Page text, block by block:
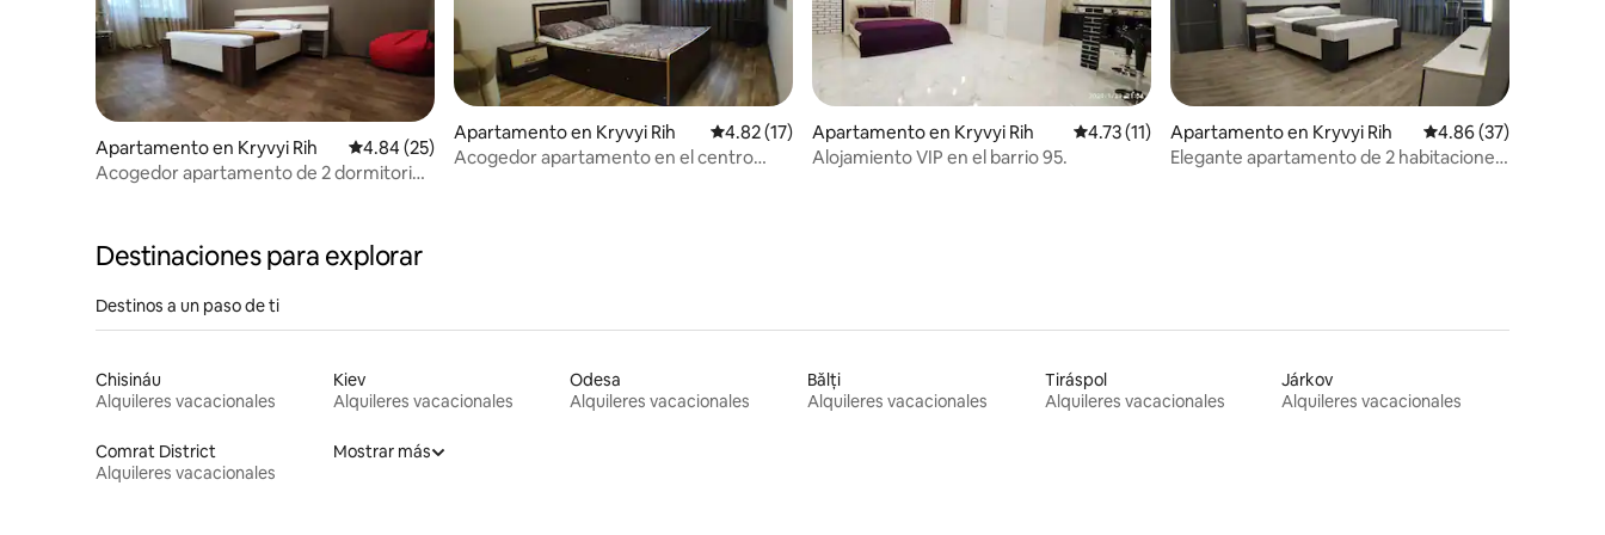
Apartamento en Kryvyi Rih Calificación promedio: 4.84 de 5, 25 reseñas
4.84 (25)
Acogedor apartamento de 2 dormitorios
Apartamento en Kryvyi Rih Calificación promedio: 4.82 de 5, 17 reseñas
4.82 (17)
Acogedor apartamento en el centro
Apartamento en Kryvyi Rih Calificación promedio: 4.73 de 5, 11 reseñas
4.73 (11)
Alojamiento VIP en el barrio 95.
Apartamento en Kryvyi Rih Calificación
4.86 (37)
Elegante apartamento de 2 habitaciones
Destinaciones para explorar
Destinos a un paso de ti
Chisináu
Alquileres vacacionales
Kiev
Alquileres vacacionales
Odesa
Alquileres vacacionales
Bălți
Alquileres vacacionales
Tiráspol
Alquileres vacacionales
Járkov
Alquileres vacacionales
Comrat District
Alquileres vacacionales
Mostrar más